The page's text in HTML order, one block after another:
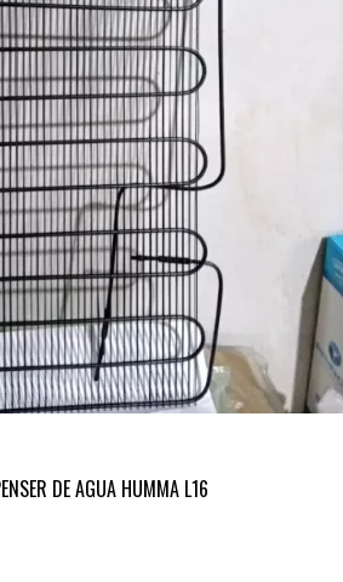
DE AGUA HUMMA L16